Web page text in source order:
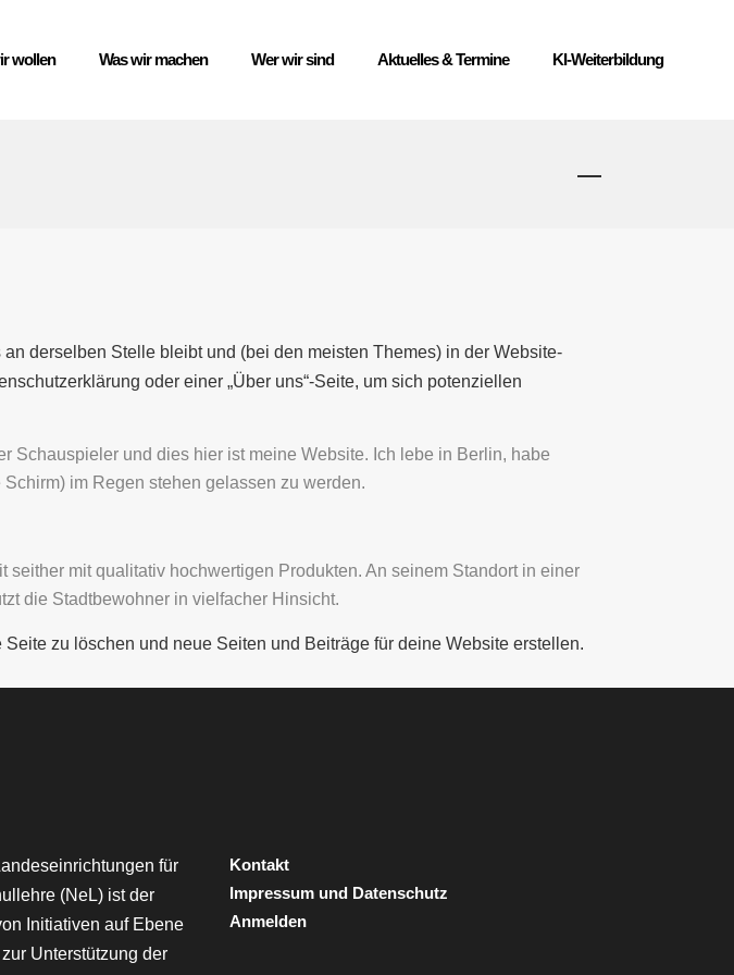
wollen Was wir machen Wer wir sind Aktuelles & Termine KI-Weiterbildung
derselben Stelle bleibt und (bei den meisten Themes) in der Website-
oder einer „Über uns“-Seite, um sich potenziellen
Schauspieler und dies hier ist meine Website. Ich lebe in Berlin, habe
im Regen stehen gelassen zu werden.
mit qualitativ hochwertigen Produkten. An seinem Standort in einer
die Stadtbewohner in vielfacher Hinsicht.
Seite zu löschen und neue Seiten und Beiträge für deine Website erstellen.
für
(NeL) ist der
Initiativen auf Ebene
Unterstützung der
Kontakt
Impressum und Datenschutz
Anmelden